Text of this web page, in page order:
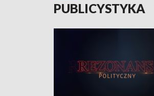
PUBLICYSTYKA